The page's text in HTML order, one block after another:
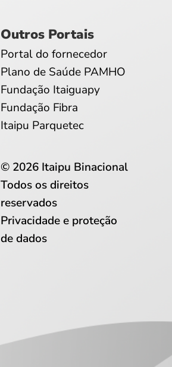
Outros Portais
Portal do fornecedor
Plano de Saúde PAMHO
Fundação Itaiguapy
Fundação Fibra
Itaipu Parquetec
© 2026 Itaipu Binacional
Todos os direitos
reservados
Privacidade e proteção
de dados